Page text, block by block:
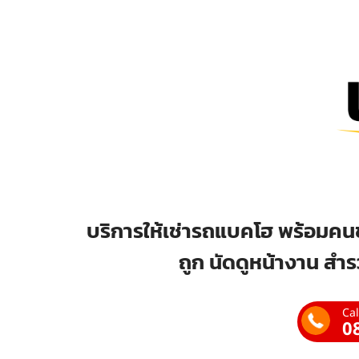
บริการให้เช่ารถแบคโฮ พร้อมค
ถูก นัดดูหน้างาน สำ